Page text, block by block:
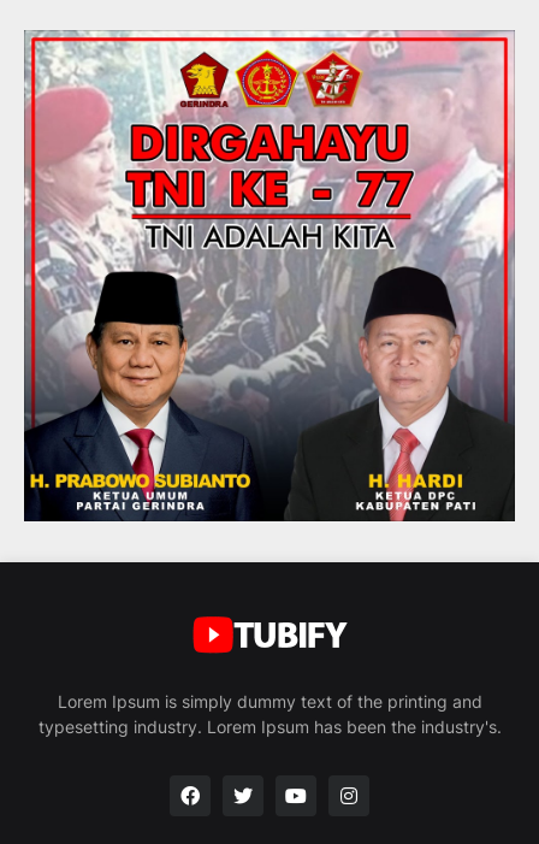
Lorem Ipsum is simply dummy text of the printing and
typesetting industry. Lorem Ipsum has been the industry's.